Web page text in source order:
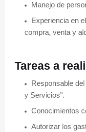
Manejo de
Experiencia en
compra, venta y
Tareas a
Responsable
y Servicios".
Conocimientos
Autorizar los